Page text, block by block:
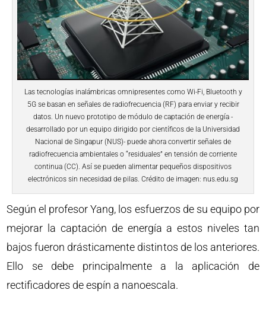
Las tecnologías inalámbricas omnipresentes como Wi-Fi, Bluetooth y
5G se basan en señales de radiofrecuencia (RF) para enviar y recibir
datos. Un nuevo prototipo de módulo de captación de energía -
desarrollado por un equipo dirigido por científicos de la Universidad
Nacional de Singapur (NUS)- puede ahora convertir señales de
radiofrecuencia ambientales o “residuales” en tensión de corriente
continua (CC). Así se pueden alimentar pequeños dispositivos
electrónicos sin necesidad de pilas. Crédito de imagen: nus.edu.sg
Según el profesor Yang, los esfuerzos de su equipo por
mejorar la captación de energía a estos niveles tan
bajos fueron drásticamente distintos de los anteriores.
Ello se debe principalmente a la aplicación de
rectificadores de espín a nanoescala.